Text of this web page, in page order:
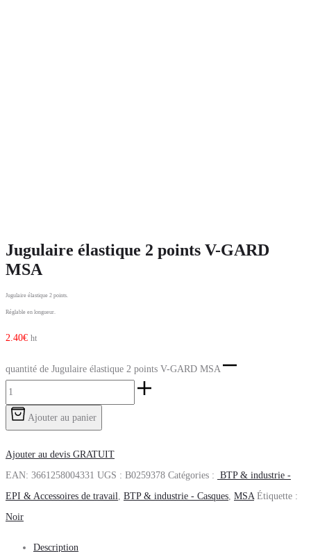
Jugulaire élastique 2 points V-GARD
MSA
Jugulaire élastique 2 points.
Réglable en longueur.
2.40€ ht
quantité de Jugulaire élastique 2 points V-GARD MSA
Ajouter au panier
Ajouter au devis GRATUIT
EAN: 3661258004331 UGS : B0259378 Catégories : BTP & industrie -
EPI & Accessoires de travail BTP & industrie - Casques MSA Étiquette :
Noir
Description